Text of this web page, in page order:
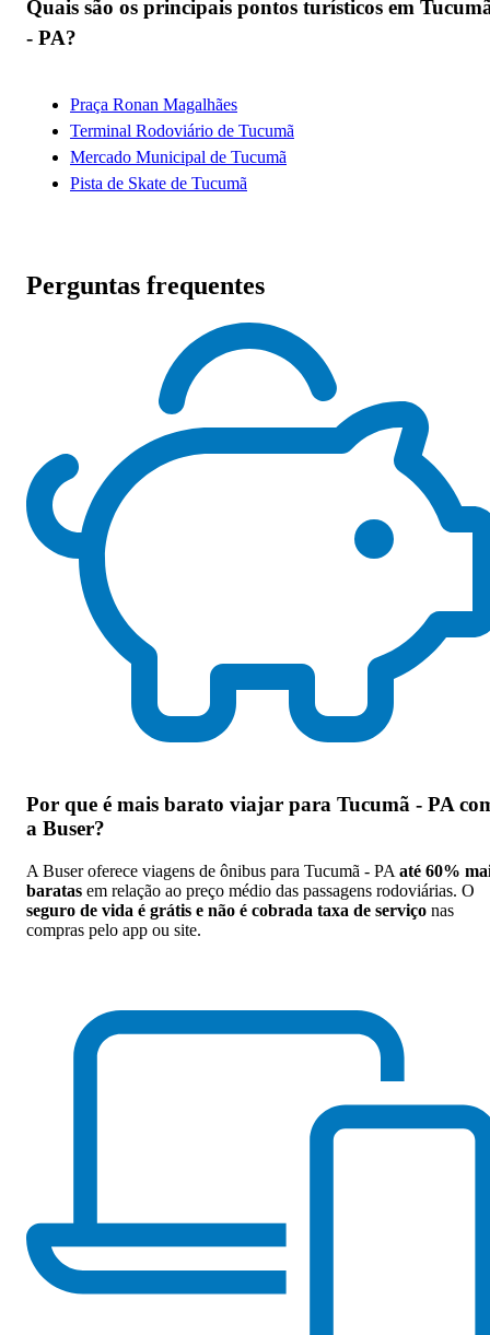
Quais são os principais pontos turísticos em
- PA?
Praça Ronan Magalhães
Terminal Rodoviário de Tucumã
Mercado Municipal de Tucumã
Pista de Skate de Tucumã
Perguntas frequentes
Por que é mais barato viajar para Tucumã - PA
a Buser?
A Buser oferece viagens de ônibus para Tucumã - PA até 60%
baratas em relação ao preço médio das passagens rodoviárias. O
seguro de vida é grátis e não é cobrada taxa de serviço nas
compras pelo app ou site.